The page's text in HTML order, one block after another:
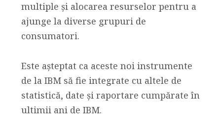
multiple și alocarea resurselor pentru a
ajunge la diverse grupuri de
consumatori.
Este așteptat ca aceste noi instrumente
de la IBM să fie integrate cu altele de
statistică, date și raportare cumpărate în
ultimii ani de IBM.